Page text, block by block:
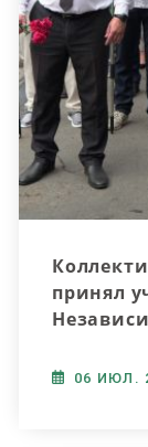
принял
06 ИЮЛ.